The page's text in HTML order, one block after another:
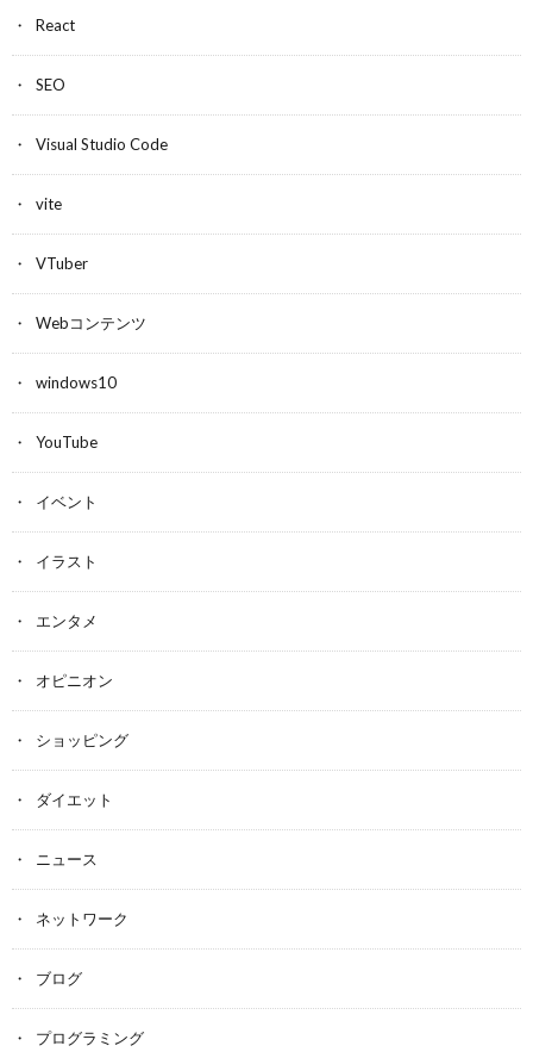
React
SEO
Visual Studio Code
vite
VTuber
Webコンテンツ
windows10
YouTube
イベント
イラスト
エンタメ
オピニオン
ショッピング
ダイエット
ニュース
ネットワーク
ブログ
プログラミング